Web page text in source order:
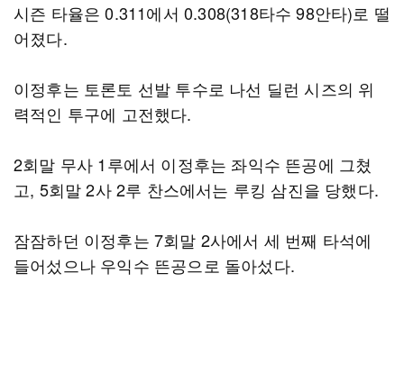
시즌 타율은 0.311에서 0.308(318타수 98안타)로 떨
어졌다.
이정후는 토론토 선발 투수로 나선 딜런 시즈의 위
력적인 투구에 고전했다.
2회말 무사 1루에서 이정후는 좌익수 뜬공에 그쳤
고, 5회말 2사 2루 찬스에서는 루킹 삼진을 당했다.
잠잠하던 이정후는 7회말 2사에서 세 번째 타석에
들어섰으나 우익수 뜬공으로 돌아섰다.